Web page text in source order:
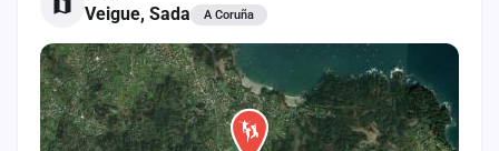
Veigue, Sada A Coruña
Contacto